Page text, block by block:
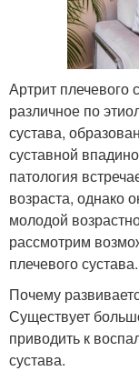
Артрит
различное по
сустава,
суставной
патология
возраста, однако
молодой
рассмотрим
плечевого сустава.
Почему
Существует
приводить к
сустава.